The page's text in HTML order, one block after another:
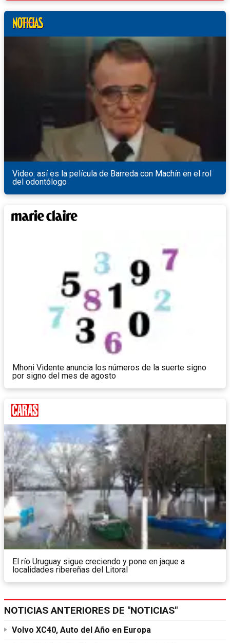
Video: así es la película de Barreda con Machín en el rol
del odontólogo
Mhoni Vidente anuncia los números de la suerte signo
por signo del mes de agosto
El río Uruguay sigue creciendo y pone en jaque a
localidades ribereñas del Litoral
NOTICIAS ANTERIORES DE "NOTICIAS"
Volvo XC40, Auto del Año en Europa